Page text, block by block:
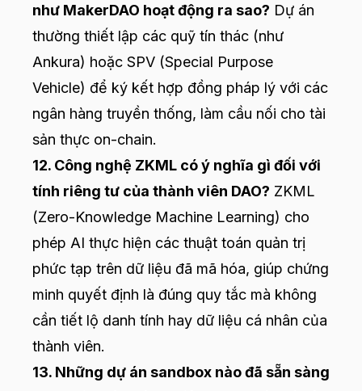
như MakerDAO hoạt động ra sao? Dự án
thường thiết lập các quỹ tín thác (như
Ankura) hoặc SPV (Special Purpose
Vehicle) để ký kết hợp đồng pháp lý với các
ngân hàng truyền thống, làm cầu nối cho tài
sản thực on-chain.
12. Công nghệ ZKML có ý nghĩa gì đối với
tính riêng tư của thành viên DAO? ZKML
(Zero-Knowledge Machine Learning) cho
phép AI thực hiện các thuật toán quản trị
phức tạp trên dữ liệu đã mã hóa, giúp chứng
minh quyết định là đúng quy tắc mà không
cần tiết lộ danh tính hay dữ liệu cá nhân của
thành viên.
13. Những dự án sandbox nào đã sẵn sàng